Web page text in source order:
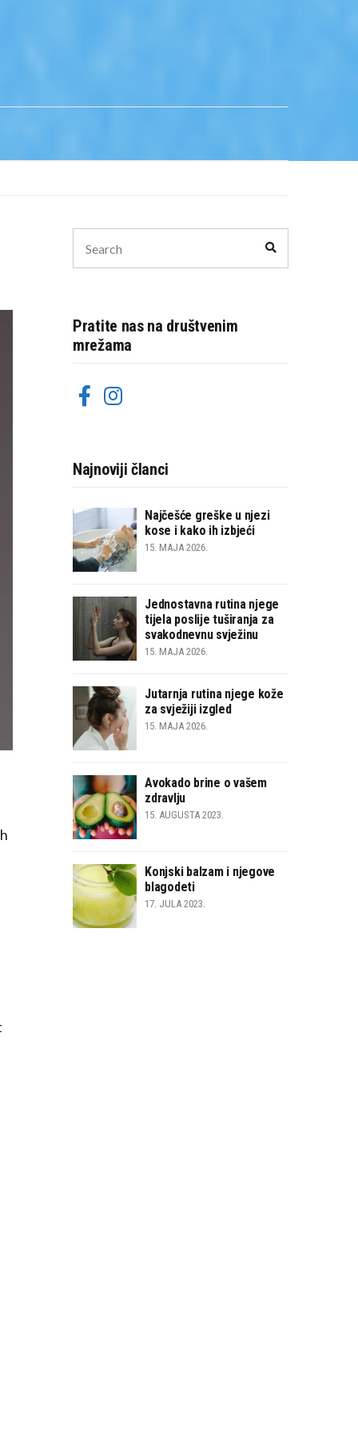
for:
Pratite nas na društvenim
mrežama
Najnoviji članci
Najčešće greške u njezi
kose i kako ih izbjeći
15. MAJA 2026.
Jednostavna rutina njege
tijela poslije tuširanja za
svakodnevnu svježinu
15. MAJA 2026.
Jutarnja rutina njege kože
za svježiji izgled
15. MAJA 2026.
Avokado brine o vašem
zdravlju
15. AUGUSTA 2023.
Konjski balzam i njegove
blagodeti
17. JULA 2023.